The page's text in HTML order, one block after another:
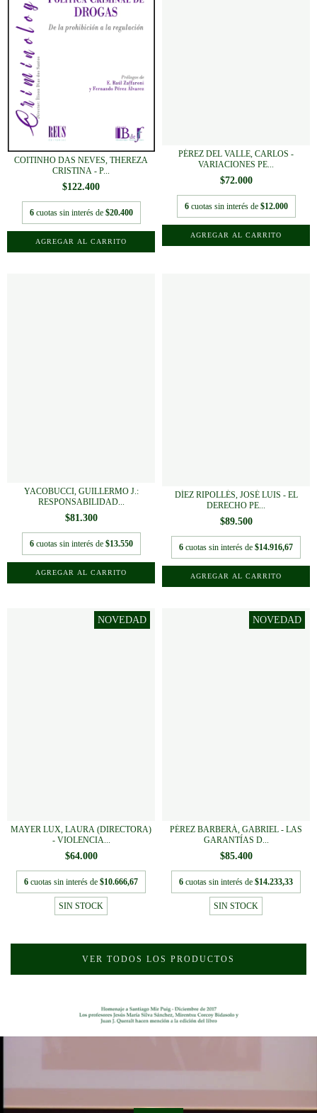
COITINHO DAS NEVES, THEREZA
CRISTINA - P...
$122.400
6 cuotas sin interés de $20.400
PÉREZ DEL VALLE, CARLOS -
VARIACIONES PE...
$72.000
6 cuotas sin interés de $12.000
YACOBUCCI, GUILLERMO J.:
RESPONSABILIDAD...
$81.300
6 cuotas sin interés de $13.550
DÍEZ RIPOLLÉS, JOSÉ LUIS - EL
DERECHO PE...
$89.500
6 cuotas sin interés de $14.916,67
MAYER LUX, LAURA (DIRECTORA)
- VIOLENCIA...
$64.000
6 cuotas sin interés de $10.666,67
SIN STOCK
PÉREZ BARBERÁ, GABRIEL - LAS
GARANTÍAS D...
$85.400
6 cuotas sin interés de $14.233,33
SIN STOCK
VER TODOS LOS PRODUCTOS